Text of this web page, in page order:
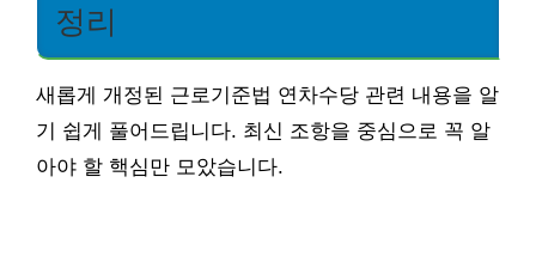
정리
새롭게 개정된 근로기준법 연차수당 관련 내용을 알
기 쉽게 풀어드립니다. 최신 조항을 중심으로 꼭 알
아야 할 핵심만 모았습니다.